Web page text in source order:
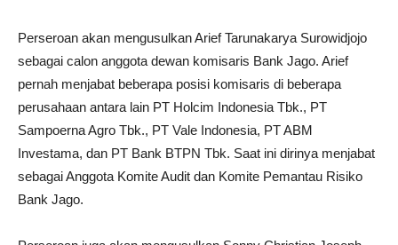
Perseroan akan mengusulkan Arief Tarunakarya Surowidjojo
sebagai calon anggota dewan komisaris Bank Jago. Arief
pernah menjabat beberapa posisi komisaris di beberapa
perusahaan antara lain PT Holcim Indonesia Tbk., PT
Sampoerna Agro Tbk., PT Vale Indonesia, PT ABM
Investama, dan PT Bank BTPN Tbk. Saat ini dirinya menjabat
sebagai Anggota Komite Audit dan Komite Pemantau Risiko
Bank Jago.